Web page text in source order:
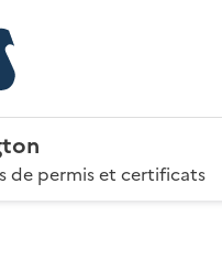
de permis et certificats